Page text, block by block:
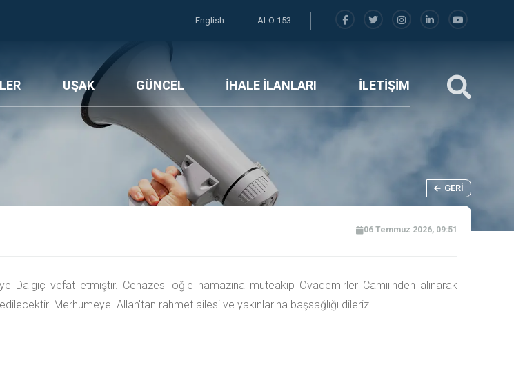
English ALO 153
UŞAK GÜNCEL İHALE İLANLARI İLETİŞİM
GERI
06 Temmuz 2026, 09:51
Dalgıç vefat etmiştir. Cenazesi öğle namazına müteakip Ovademirler Camii'nden alınarak
Merhumeye Allah'tan rahmet ailesi ve yakınlarına başsağlığı dileriz.